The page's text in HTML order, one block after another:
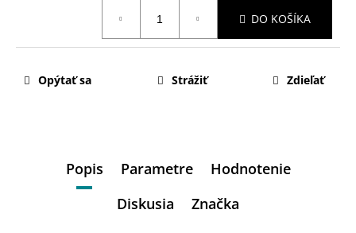
DO KOŠÍKA
Opýtať sa Strážiť Zdieľať
Popis Parametre
Hodnotenie
Diskusia
Značka